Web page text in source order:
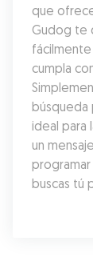
que
Gudog te
cumpla
búsqueda
ideal para
un
buscas tú